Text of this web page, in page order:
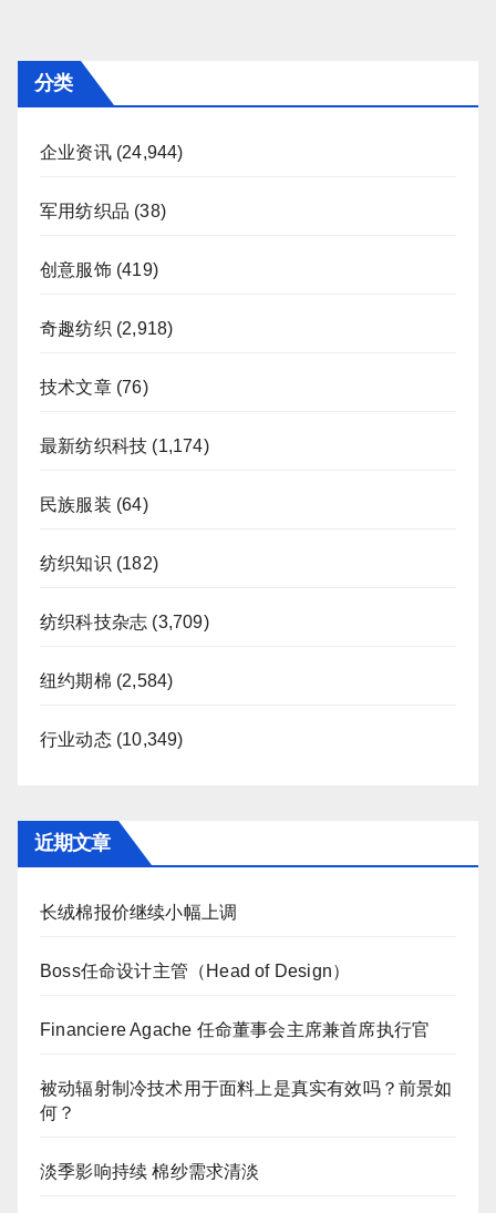
分类
企业资讯(24,944)
军用纺织品 (38)
创意服饰(419)
奇趣纺织 (2,918)
技术文章(76)
最新纺织科技 (1,174)
民族服装 (64)
纺织知识 (182)
纺织科技杂志 (3,709)
纽约期棉 (2,584)
行业动态(10,349)
近期文章
长绒棉报价继续小幅上调
Boss任命设计主管（Head of Design）
Financiere Agache 任命董事会主席兼首席执行官
被动辐射制冷技术用于面料上是真实有效吗？前景如
何？
淡季影响持续 棉纱需求清淡